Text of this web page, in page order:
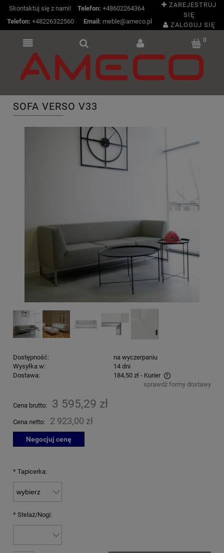
Skontaktuj się z nami! Telefon: +48602264364
Telefon: +48226322560| Email: meble@ameco.pl
ZAREJESTRUJ
SIĘ
ZALOGUJ SIĘ
SOFA VERSO V33
Dostępność:
na wyczerpaniu
Wysyłka w:
14 dni
Dostawa:
184,50 zł - Kurier
Cena nie zawiera ewentualnych kosztów płatnościsprawdź formy dostawy
Cena brutto: 3 595,29 zł
Cena netto: 2 923,00 zł
Negocjuj cenę
* Tapicerka:
* Stelaż/Nogi: